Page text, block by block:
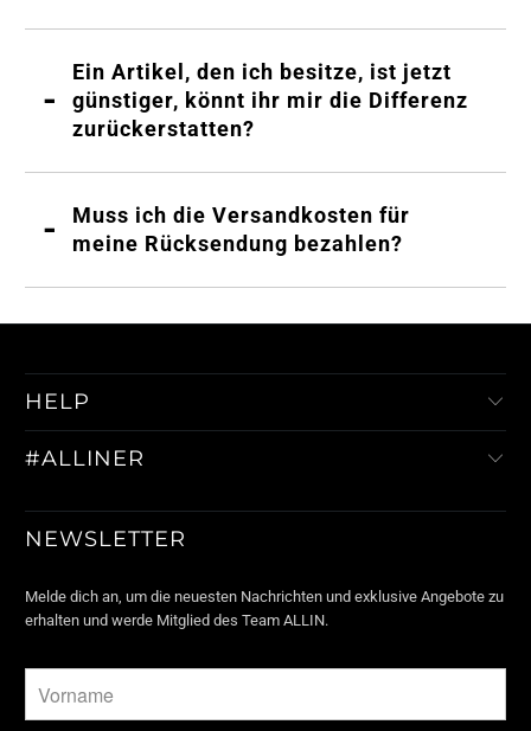
Ein Artikel, den ich besitze, ist jetzt
günstiger, könnt ihr mir die Differenz
zurückerstatten?
Muss ich die Versandkosten für
meine Rücksendung bezahlen?
HELP
#ALLINER
NEWSLETTER
Melde dich an, um die neuesten Nachrichten und exklusive Angebote zu
erhalten und werde Mitglied des Team ALLIN.